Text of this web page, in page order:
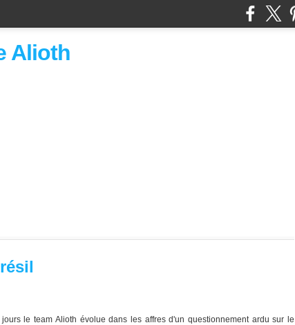
Alioth
le team Alioth évolue dans les affres d'un questionnement ardu sur le